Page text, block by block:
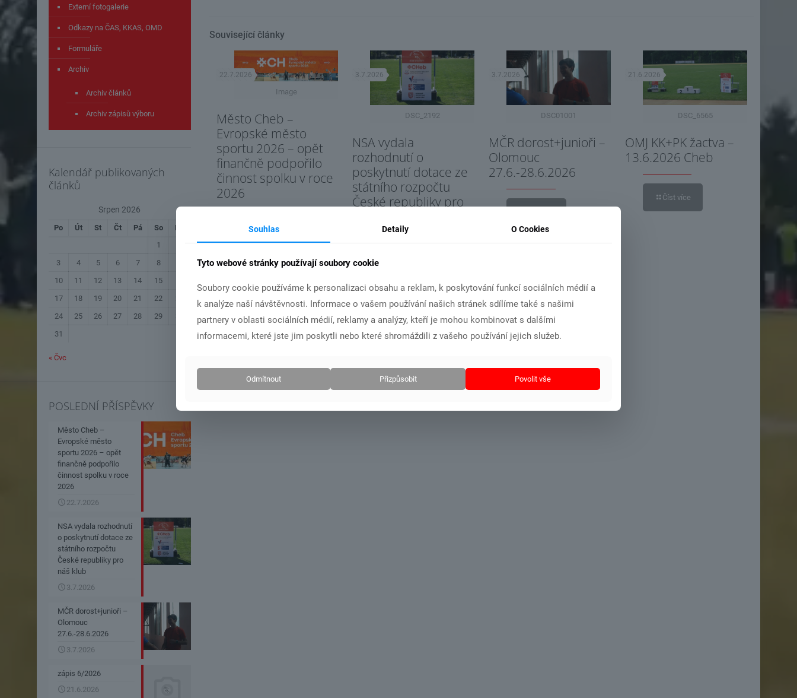
Související články
Image
22.7.2026
Město Cheb –
Evropské město
sportu 2026 – opět
finančně podpořilo
činnost spolku v roce
2026
Číst více
DSC_2192
3.7.2026
NSA vydala
rozhodnutí o
poskytnutí dotace ze
státního rozpočtu
České republiky pro
DSC01001
3.7.2026
MČR dorost+junioři –
Olomouc
27.6.-28.6.2026
DSC_6565
21.6.2026
OMJ KK+PK žactva –
13.6.2026 Cheb
Číst více
Externí fotogalerie
Odkazy na ČAS, KKAS, OMD
Formuláře
Archiv
Archiv článků
Archiv zápisů výboru
Kalendář publikovaných
článků
Srpen 2026
Po Út St Čt Pá So
Ne
1
3
4 5 6 7 8
10
11 12 13 14 15
17
18 19 20 21 22
24
25 26 27 28 29
31
« Čvc
POSLEDNÍ PŘÍSPĚVKY
Město Cheb –
Evropské město
sportu 2026 – opět
finančně podpořilo
činnost spolku v roce
2026
22.7.2026
NSA vydala rozhodnutí
o poskytnutí dotace ze
státního rozpočtu
České republiky pro
náš klub
3.7.2026
MČR dorost+junioři –
Olomouc
27.6.-28.6.2026
3.7.2026
zápis 6/2026
21.6.2026
Souhlas Detaily O Cookies
Tyto webové stránky používají soubory cookie
Soubory cookie používáme k personalizaci obsahu a reklam, k poskytování funkcí sociálních médií a
k analýze naší návštěvnosti. Informace o vašem používání našich stránek sdílíme také s našimi
partnery v oblasti sociálních médií, reklamy a analýzy, kteří je mohou kombinovat s dalšími
informacemi, které jste jim poskytli nebo které shromáždili z vašeho používání jejich služeb.
Odmítnout Přizpůsobit Povolit vše